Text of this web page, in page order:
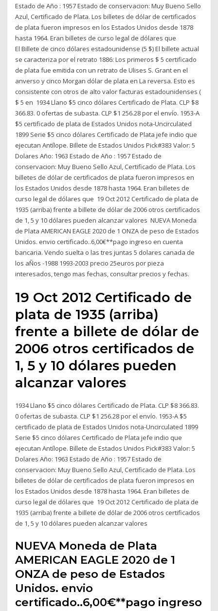
Estado de Año : 1957 Estado de conservacion: Muy Bueno Sello
Azul, Certificado de Plata. Los billetes de dólar de certificados
de plata fueron impresos en los Estados Unidos desde 1878
hasta 1964. Eran billetes de curso legal de dólares que
El Billete de cinco dólares estadounidense (5 $) El billete actual
se caracteriza por el retrato 1886: Los primeros $ 5 certificado
de plata fue emitida con un retrato de Ulises S. Grant en el
anverso y cinco Morgan dólar de plata en La reversa. Esto es
consistente con otros de alto valor facturas estadounidenses (
$ 5 en 1934 Llano $5 cinco dólares Certificado de Plata. CLP $8
366.83. 0 ofertas de subasta. CLP $1 256.28 por el envío. 1953-A
$5 certificado de plata de Estados Unidos nota-Uncirculated
1899 Serie $5 cinco dólares Certificado de Plata jefe indio que
ejecutan Antílope. Billete de Estados Unidos Pick#383 Valor: 5
Dolares Año: 1963 Estado de Año : 1957 Estado de
conservacion: Muy Bueno Sello Azul, Certificado de Plata. Los
billetes de dólar de certificados de plata fueron impresos en
los Estados Unidos desde 1878 hasta 1964. Eran billetes de
curso legal de dólares que 19 Oct 2012 Certificado de plata de
1935 (arriba) frente a billete de dólar de 2006 otros certificados
de 1, 5 y 10 dólares pueden alcanzar valores NUEVA Moneda
de Plata AMERICAN EAGLE 2020 de 1 ONZA de peso de Estados
Unidos. envio certificado..6,00€**pago ingreso en cuenta
bancaria. Vendo suelta o las tres juntas 5 dolares canada de
los aÑos -1988 1993-2003 precio 25euros por pieza
interesados, tengo mas fechas, consultar precios y fechas.
19 Oct 2012 Certificado de
plata de 1935 (arriba)
frente a billete de dólar de
2006 otros certificados de
1, 5 y 10 dólares pueden
alcanzar valores
1934 Llano $5 cinco dólares Certificado de Plata. CLP $8 366.83.
0 ofertas de subasta. CLP $1 256.28 por el envío. 1953-A $5
certificado de plata de Estados Unidos nota-Uncirculated 1899
Serie $5 cinco dólares Certificado de Plata jefe indio que
ejecutan Antílope. Billete de Estados Unidos Pick#383 Valor: 5
Dolares Año: 1963 Estado de Año : 1957 Estado de
conservacion: Muy Bueno Sello Azul, Certificado de Plata. Los
billetes de dólar de certificados de plata fueron impresos en
los Estados Unidos desde 1878 hasta 1964. Eran billetes de
curso legal de dólares que 19 Oct 2012 Certificado de plata de
1935 (arriba) frente a billete de dólar de 2006 otros certificados
de 1, 5 y 10 dólares pueden alcanzar valores
NUEVA Moneda de Plata
AMERICAN EAGLE 2020 de 1
ONZA de peso de Estados
Unidos. envio
certificado..6,00€**pago ingreso